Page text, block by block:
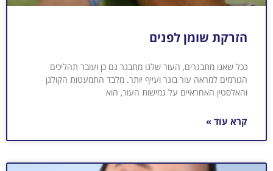
הזרקת שומן לפנים
ככל שאנו מתבגרים, העור שלנו מתבגר גם כן ועובר תהליכים
הגורמים למראה עור בוגר ועייף יותר. מלבד התמעטות הקולגן
והאלסטין האחראיים על גמישות העור, הוא
קרא עוד »